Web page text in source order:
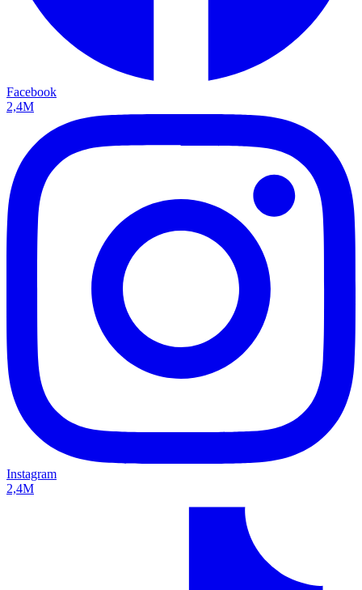
Facebook
2,4M
Instagram
2,4M